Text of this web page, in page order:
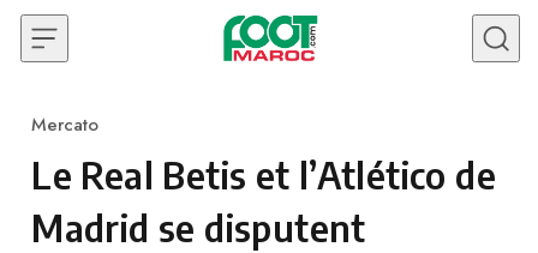
Skip to content
Category
Mercato
Le Real Betis et l’Atlético de
Madrid se disputent